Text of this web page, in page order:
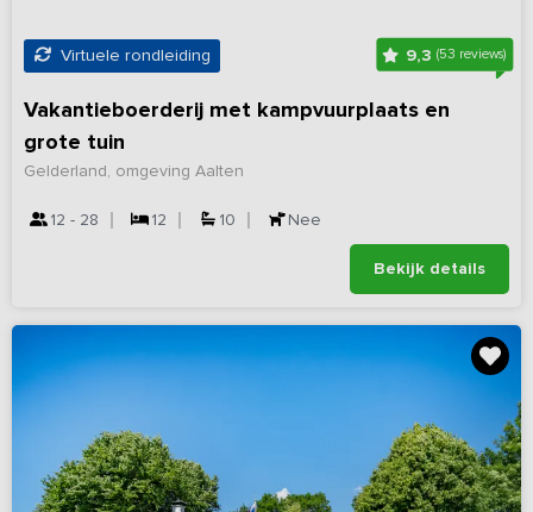
Virtuele rondleiding 9,3 (53 reviews)
Vakantieboerderij met kampvuurplaats en
grote tuin
Gelderland, omgeving Aalten
12 - 28 12 10 Nee
Bekijk details